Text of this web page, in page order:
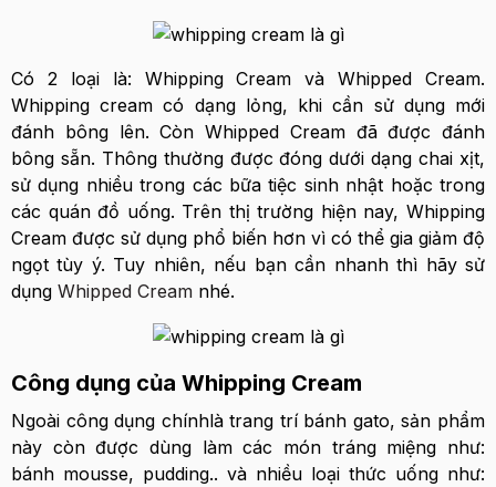
Có 2 loại là: Whipping Cream và Whipped Cream.
Whipping cream có dạng lỏng, khi cần sử dụng mới
đánh bông lên. Còn Whipped Cream đã được đánh
bông sẵn. Thông thường được đóng dưới dạng chai xịt,
sử dụng nhiều trong các bữa tiệc sinh nhật hoặc trong
các quán đồ uống. Trên thị trường hiện nay, Whipping
Cream được sử dụng phổ biến hơn vì có thể gia giảm độ
ngọt tùy ý. Tuy nhiên, nếu bạn cần nhanh thì hãy sử
dụng Whipped Cream nhé.
Công dụng của Whipping Cream
Ngoài công dụng chínhlà trang trí bánh gato, sản phẩm
này còn được dùng làm các món tráng miệng như:
bánh mousse, pudding.. và nhiều loại thức uống như: